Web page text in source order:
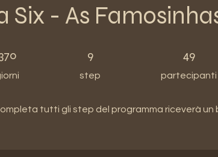
Six - As
9
step
49
partecipanti
tutti gli step del programma riceverà un